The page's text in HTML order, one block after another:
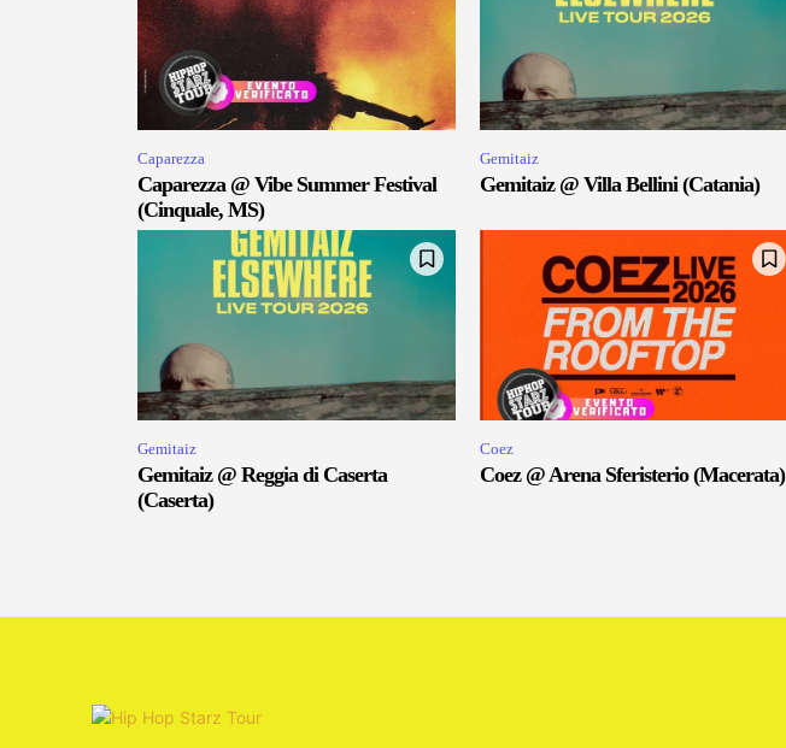
Caparezza
Caparezza @ Vibe Summer Festival
(Cinquale, MS)
Gemitaiz
Gemitaiz @ Villa Bellini (Catania)
Gemitaiz
Gemitaiz @ Reggia di Caserta
(Caserta)
Coez
Coez @ Arena Sferisterio (Macerata)